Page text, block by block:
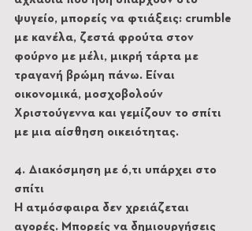
ψυγείο, μπορείς να φτιάξεις: crumble
με κανέλα, ζεστά φρούτα στον
φούρνο με μέλι, μικρή τάρτα με
τραγανή βρώμη πάνω. Είναι
οικονομικά, μοσχοβολούν
Χριστούγεννα και γεμίζουν το σπίτι
με μια αίσθηση οικειότητας.
4. Διακόσμηση με ό,τι υπάρχει στο
σπίτι
Η ατμόσφαιρα δεν χρειάζεται
αγορές. Μπορείς να δημιουργήσεις